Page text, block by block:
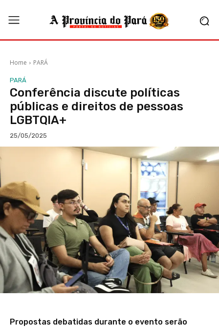
Home PARÁ
PARÁ
Conferência discute políticas
públicas e direitos de pessoas
LGBTQIA+
25/05/2025
Propostas debatidas durante o evento serão